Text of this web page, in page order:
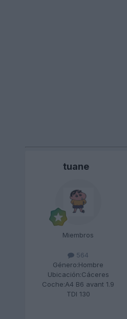
tuane
Miembros
564
Género:Hombre
Ubicación:Cáceres
Coche:A4 B6 avant 1.9
TDI 130